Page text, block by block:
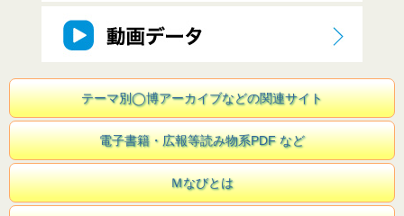
テーマ別◯博アーカイブなどの関連サイト
電子書籍・広報等読み物系PDF など
Ｍなびとは